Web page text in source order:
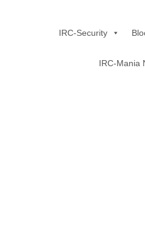
IRC-Security
IRC-Mania